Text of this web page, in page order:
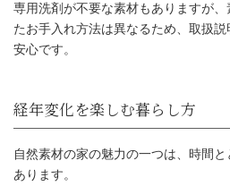
意外と簡単な手入れ方法
専用洗剤が不要な素材もありますが
たお手入れ方法は異なるため、取扱
安心です。
自然素材の家の魅力の一つは、時間
あります。